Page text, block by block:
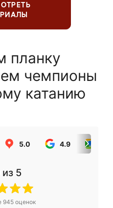
планку
чемпионы
катанию
5.0 4.9
из 5
945оценок